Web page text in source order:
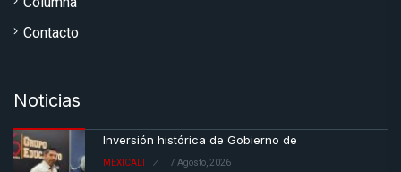
Contacto
Noticias
Inversión histórica de Gobierno de
MEXICALI 7 Agosto, 2026